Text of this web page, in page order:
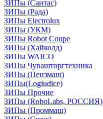
ЗИПы (Сантас)
ЗИПы (Рада)
ЗИПы Electrolux
ЗИПы (УКМ)
ЗИПы Robot Coupe
ЗИПы (Хайколд)
ЗИПы WAICO
ЗИПы Чувашторгтехника
ЗИПы (Пензмаш)
ЗИПы(Logiudice)
ЗИПы Прочие
ЗИПы (RoboLabs, РОССИЯ)
ЗИПы (Проммаш)